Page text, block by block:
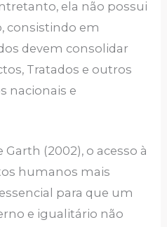
ela não possui
consistindo em
devem consolidar
Tratados e outros
nacionais e
(2002), o acesso à
humanos mais
para que um
e igualitário não